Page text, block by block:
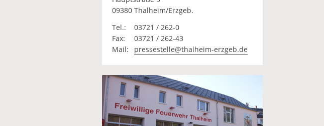
09380 Thalheim/Erzgeb.
Tel.:
03721 / 262-0
Fax:
03721 / 262-43
Mail:
pressestelle@thalheim-erzgeb.de